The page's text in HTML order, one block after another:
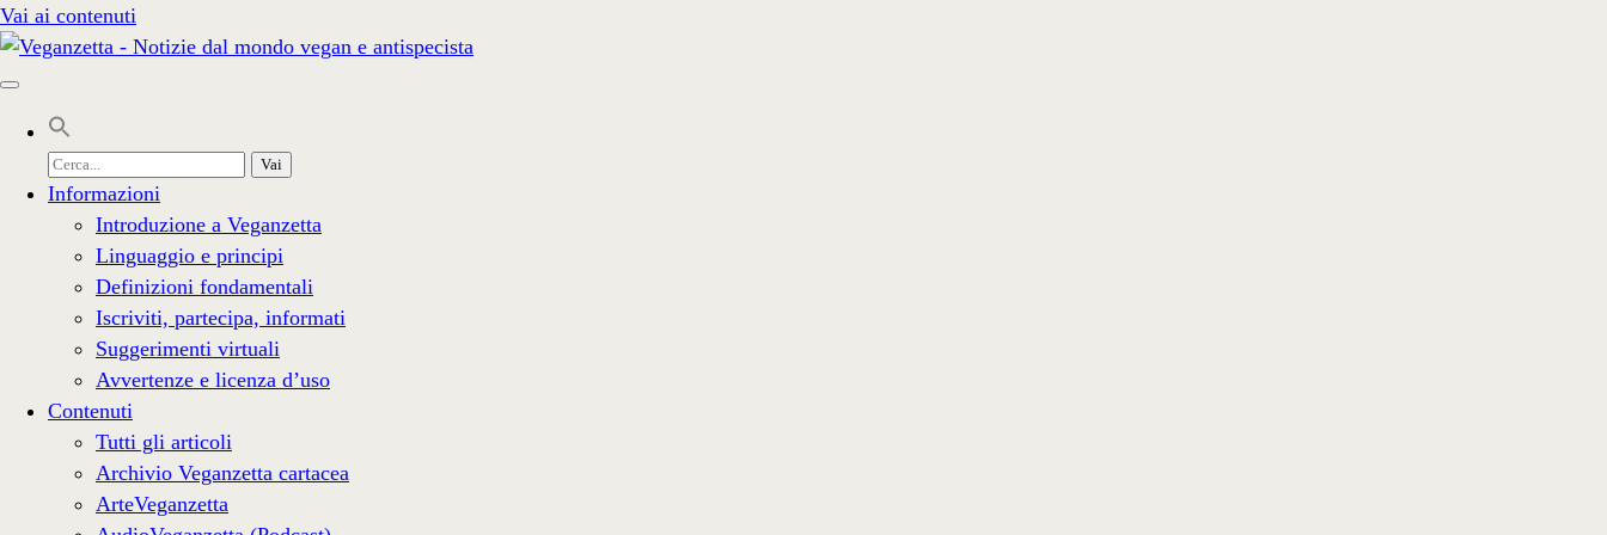
Vai ai contenuti
Cerca
per:
Informazioni
Introduzione a Veganzetta
Linguaggio e principi
Definizioni fondamentali
Iscriviti, partecipa, informati
Suggerimenti virtuali
Avvertenze e licenza d’uso
Contenuti
Tutti gli articoli
Archivio Veganzetta cartacea
ArteVeganzetta